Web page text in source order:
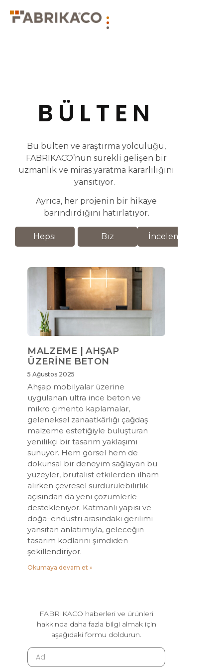
BÜLTEN
Bu bülten ve araştırma yolculuğu,
FABRIKACO’nun sürekli gelişen bir
uzmanlık ve miras yaratma kararlılığını
yansıtıyor.
Ayrıca, her projenin bir hikaye
barındırdığını hatırlatıyor.
Hepsi Biz İnceleme
MALZEME | AHŞAP
ÜZERİNE BETON
5 Ağustos 2025
Ahşap mobilyalar üzerine
uygulanan ultra ince beton ve
mikro çimento kaplamalar,
geleneksel zanaatkârlığı çağdaş
malzeme estetiğiyle buluşturan
yenilikçi bir tasarım yaklaşımı
sunuyor. Hem görsel hem de
dokunsal bir deneyim sağlayan bu
yüzeyler, brutalist etkilerden ilham
alırken çevresel sürdürülebilirlik
açısından da yeni çözümlerle
destekleniyor. Katmanlı yapısı ve
doğa–endüstri arasındaki gerilimi
yansıtan anlatımıyla, geleceğin
tasarım kodlarını şimdiden
şekillendiriyor.
Okumaya devam et »
FABRIKACO haberleri ve ürünleri
hakkında daha fazla bilgi almak için
aşağıdaki formu doldurun.